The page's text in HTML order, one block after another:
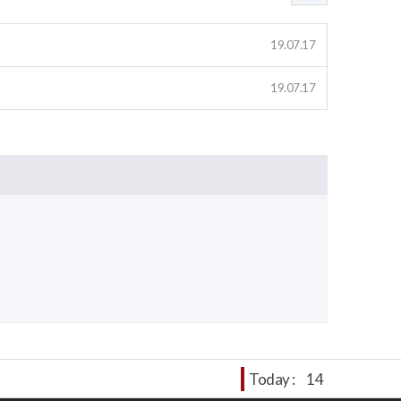
19.07.17
19.07.17
Today : 14